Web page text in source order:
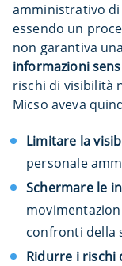
amministrativo
essendo un
non garantiva
informazioni
rischi di visibilità
Micso aveva
Limitare la
personale
Schermare le
confronti della
Ridurre i rischi